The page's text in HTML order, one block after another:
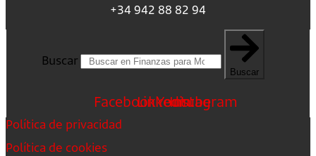
+34 942 88 82 94
Buscar
Buscar
FacebookLinkedin
Youtube
Instagram
Política de privacidad
Política de cookies